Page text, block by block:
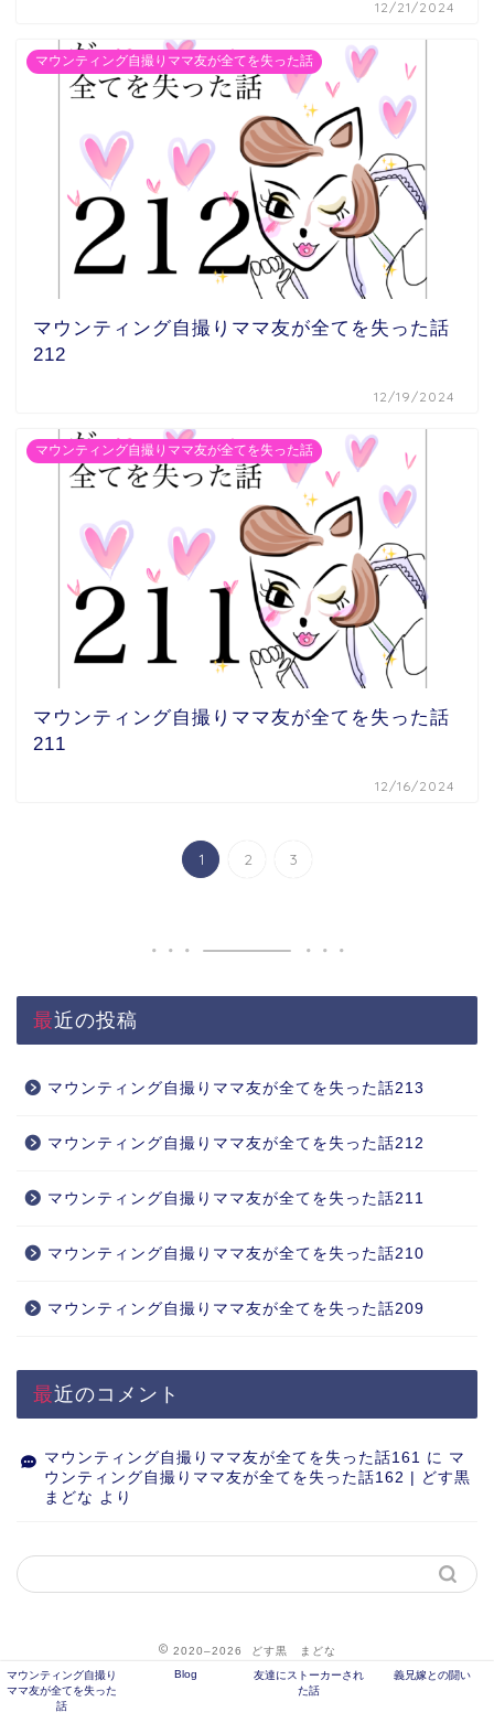
12/21/2024
マウンティング自撮りママ友が全てを失った話
マウンティング自撮りママ友が全てを失った話
212
12/19/2024
マウンティング自撮りママ友が全てを失った話
マウンティング自撮りママ友が全てを失った話
211
12/16/2024
1 2 3
最近の投稿
マウンティング自撮りママ友が全てを失った話213
マウンティング自撮りママ友が全てを失った話212
マウンティング自撮りママ友が全てを失った話211
マウンティング自撮りママ友が全てを失った話210
マウンティング自撮りママ友が全てを失った話209
最近のコメント
マウンティング自撮りママ友が全てを失った話161 に マ
ウンティング自撮りママ友が全てを失った話162 | どす黒
まどな より
2020–2026 どす黒 まどな
マウンティング自撮り
ママ友が全てを失った
話
Blog
友達にストーカーされ
た話
義兄嫁との闘い